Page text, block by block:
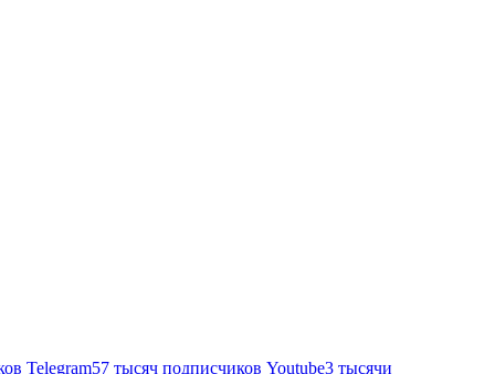
Telegram57 тысяч подписчиков Youtube3 тысячи